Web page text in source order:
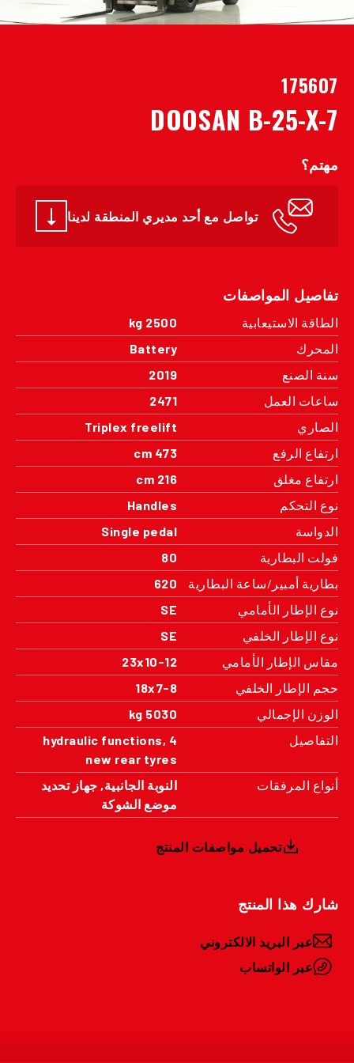
175607
DOOSAN B-25-X-7
مهتم؟
تواصل مع أحد مديري المنطقة لدينا
تفاصيل المواصفات
الطاقة الاستيعابية
2500 kg
المحرك
Battery
سنة الصنع
2019
ساعات العمل
2471
الصاري
Triplex freelift
ارتفاع الرفع
473 cm
ارتفاع مغلق
216 cm
نوع التحكم
Handles
الدواسة
Single pedal
فولت البطارية
80
بطارية أمبير/ساعة البطارية
620
نوع الإطار الأمامي
SE
نوع الإطار الخلفي
SE
مقاس الإطار الأمامي
23x10-12
حجم الإطار الخلفي
18x7-8
الوزن الإجمالي
5030 kg
التفاصيل
4 hydraulic functions,
new rear tyres
أنواع المرفقات
النوبة الجانبية, جهاز تحديد
موضع الشوكة
تحميل مواصفات المنتج
شارك هذا المنتج
عبر البريد الالكتروني
عبر الواتساب